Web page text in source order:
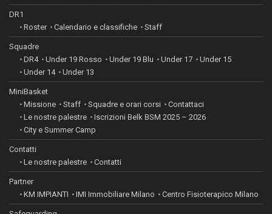
DR1
Roster
Calendario e classifiche Staff
Squadre
DR4
Under 19 Rosso Under 19 Blu Under 17
Under 15
Under 14
Under 13
MiniBasket
Missione
Staff Squadre e orari corsi
Contattaci
Le nostre palestre
Iscrizioni Belk BSM 2025 – 2026
City e Summer Camp
Contatti
Le nostre palestre
Contatti
Partner
KM IMPIANTI
IMI Immobiliare Milano Centro Fisioterapico Milano